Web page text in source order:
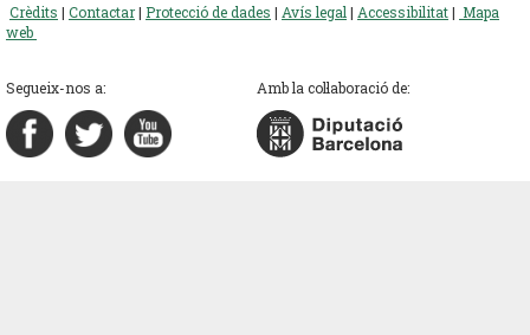
Crèdits | Contactar| Protecció de dades | Avís legal | Accessibilitat| Mapa
web
Segueix-nos a: Amb la col·laboració de: